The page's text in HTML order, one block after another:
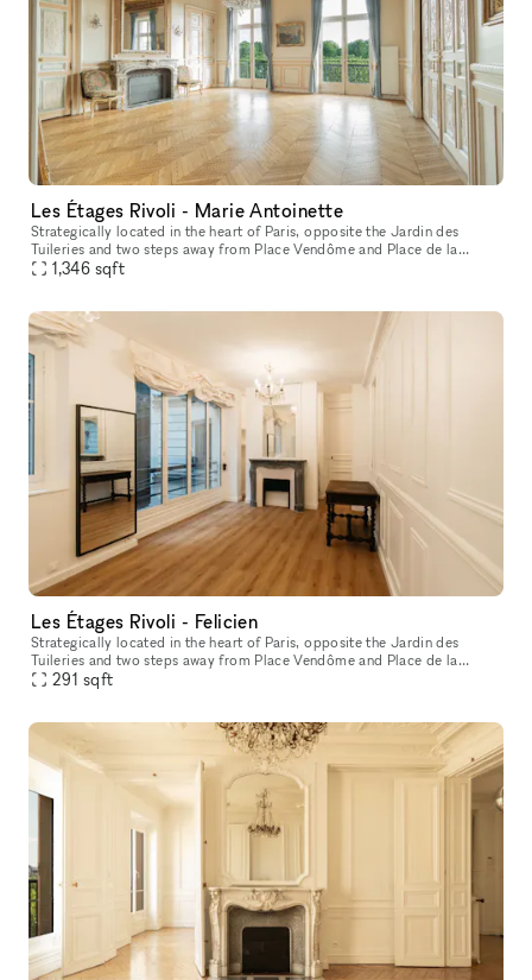
Les Étages Rivoli - Marie Antoinette
Strategically located in the heart of Paris, opposite the Jardin des
Tuileries and two steps away from Place Vendôme and Place de la
Concorde, the showroom boasts very high ceilings decorated with mo
1,346 sqft
Les Étages Rivoli - Felicien
Strategically located in the heart of Paris, opposite the Jardin des
Tuileries and two steps away from Place Vendôme and Place de la
Concorde, the space features the charm of a cozy Parisian appartme
291 sqft